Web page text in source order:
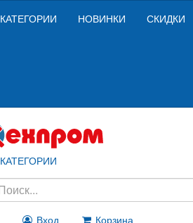
КАТЕГОРИИ НОВИНКИ СКИДКИ
КАТЕГОРИИ
Вход
Корзина